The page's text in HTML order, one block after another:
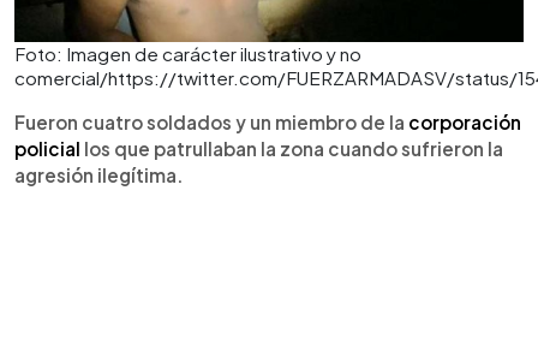
Foto: Imagen de carácter ilustrativo y no
comercial/https://twitter.com/FUERZARMADASV/status/
Fueron cuatro soldados y un miembro de la corporación
policial los que patrullaban la zona cuando sufrieron la
agresión ilegítima.